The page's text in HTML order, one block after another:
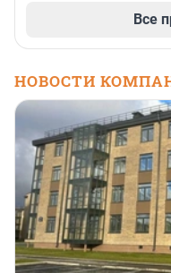
Все
НОВОСТИ